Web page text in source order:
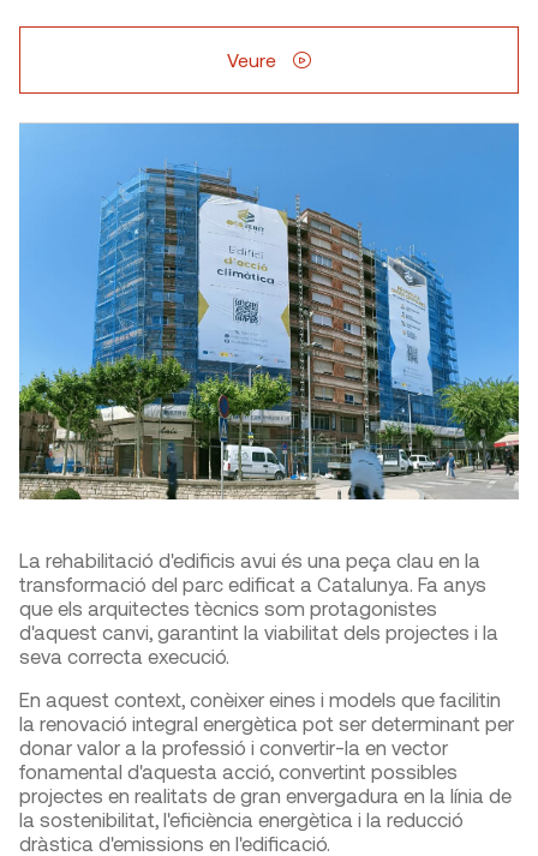
Veure
La rehabilitació d'edificis avui és una peça clau en la
transformació del parc edificat a Catalunya. Fa anys
que els arquitectes tècnics som protagonistes
d'aquest canvi, garantint la viabilitat dels projectes i la
seva correcta execució.
En aquest context, conèixer eines i models que facilitin
la renovació integral energètica pot ser determinant per
donar valor a la professió i convertir-la en vector
fonamental d'aquesta acció, convertint possibles
projectes en realitats de gran envergadura en la línia de
la sostenibilitat, l'eficiència energètica i la reducció
dràstica d'emissions en l'edificació.